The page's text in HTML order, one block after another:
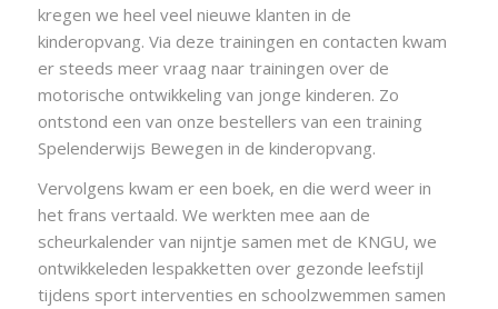
kregen we heel veel nieuwe klanten in de
kinderopvang. Via deze trainingen en contacten kwam
er steeds meer vraag naar trainingen over de
motorische ontwikkeling van jonge kinderen. Zo
ontstond een van onze bestellers van een training
Spelenderwijs Bewegen in de kinderopvang.
Vervolgens kwam er een boek, en die werd weer in
het frans vertaald. We werkten mee aan de
scheurkalender van nijntje samen met de KNGU, we
ontwikkeleden lespakketten over gezonde leefstijl
tijdens sport interventies en schoolzwemmen samen